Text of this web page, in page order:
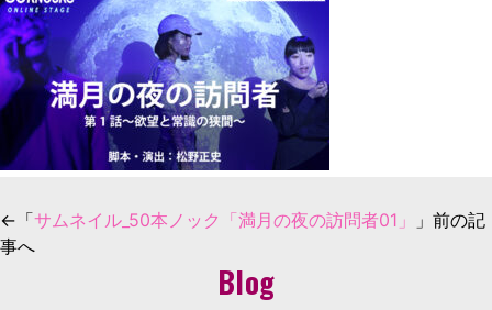
←「サムネイル_50本ノック「満月の夜の訪問者01」
」前の記
事へ
Blog